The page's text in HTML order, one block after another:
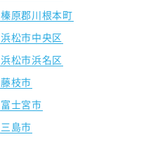
榛原郡川根本町
浜松市中央区
浜松市浜名区
藤枝市
富士宮市
三島市